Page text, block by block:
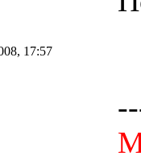
17:57